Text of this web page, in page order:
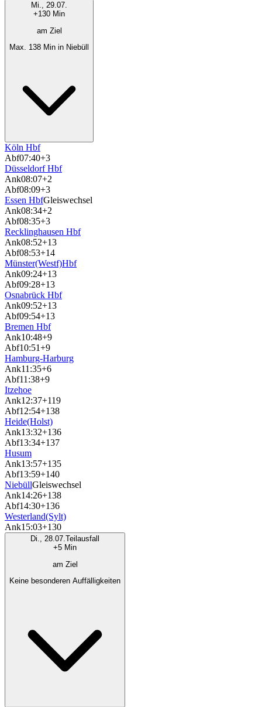
Mi., 29.07.
+130 Min
am Ziel
Max. 138 Min in Niebüll
Köln Hbf
Abf07:40+3
Düsseldorf Hbf
Ank08:07+2
Abf08:09+3
Essen HbfGleiswechsel
Ank08:34+2
Abf08:35+3
Recklinghausen Hbf
Ank08:52+13
Abf08:53+14
Münster(Westf)Hbf
Ank09:24+13
Abf09:28+13
Osnabrück Hbf
Ank09:52+13
Abf09:54+13
Bremen Hbf
Ank10:48+9
Abf10:51+9
Hamburg-Harburg
Ank11:35+6
Abf11:38+9
Itzehoe
Ank12:37+119
Abf12:54+138
Heide(Holst)
Ank13:32+136
Abf13:34+137
Husum
Ank13:57+135
Abf13:59+140
NiebüllGleiswechsel
Ank14:26+138
Abf14:30+136
Westerland(Sylt)
Ank15:03+130
Di., 28.07.Teilausfall
+5 Min
am Ziel
Keine besonderen Auffälligkeiten